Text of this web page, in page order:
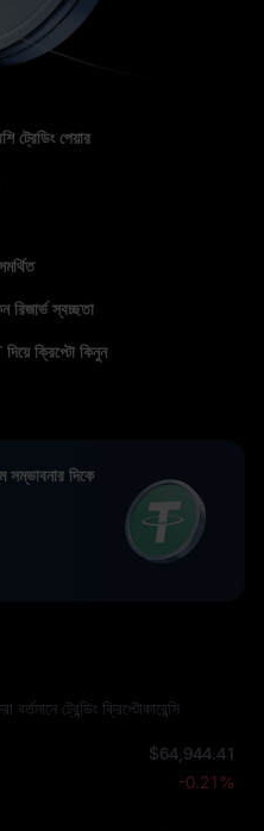
ট্রেডিং পেয়ার
স্বচ্ছতা
ক্রিপ্টো কিনুন
সম্ভাবনার দিকে
ট্রেন্ডিং ক্রিপ্টোকারেন্সি
$64,944.41
-0.21%